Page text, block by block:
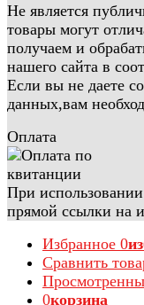
Не является
товары могут
получаем и
нашего сайта в
Если вы не даете
данных,вам
Оплата
При использовании
прямой ссылки на
Избранное 0
Сравнить
0корзина